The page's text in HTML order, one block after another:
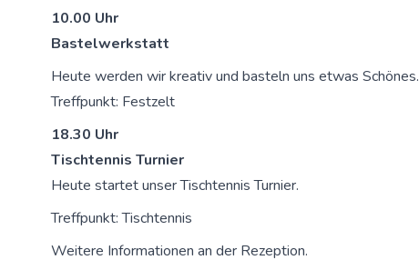
10.00 Uhr
Bastelwerkstatt
Heute werden wir kreativ und basteln uns etwas Schönes.
Treffpunkt: Festzelt
18.30 Uhr
Tischtennis Turnier
Heute startet unser Tischtennis Turnier.
Treffpunkt: Tischtennis
Weitere Informationen an der Rezeption.